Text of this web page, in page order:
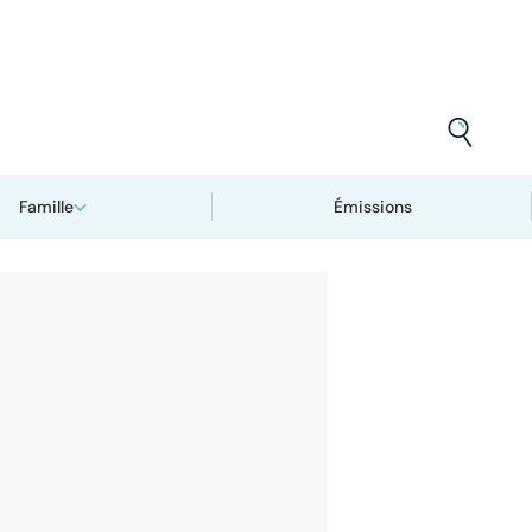
Famille Émissions